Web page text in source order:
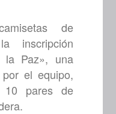
de
inscripción
la Paz», una
el equipo,
pares de